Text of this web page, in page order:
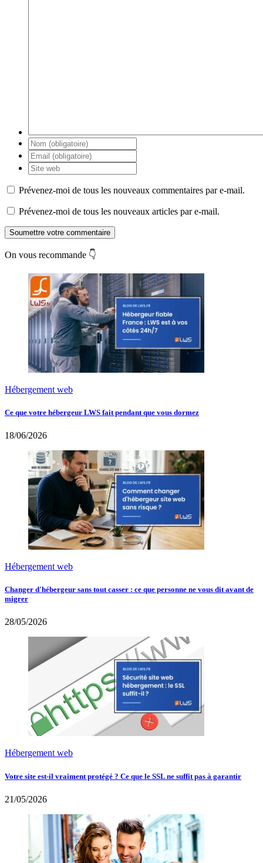
Prévenez-moi de tous les nouveaux commentaires par e-mail.
Prévenez-moi de tous les nouveaux articles par e-mail.
Soumettre votre commentaire
On vous recommande 👇
Hébergement web
Ce que votre hébergeur LWS fait pendant que vous dormez
18/06/2026
Hébergement web
Changer d'hébergeur sans tout casser : ce que personne ne vous dit avant de
migrer
28/05/2026
Hébergement web
Votre site est-il vraiment protégé ? Ce que le SSL ne suffit pas à garantir
21/05/2026